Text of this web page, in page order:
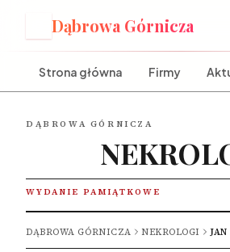
Dąbrowa Górnicza
Strona główna Firmy
DĄBROWA GÓRNICZA
WYDANIE PAMIĄTKOWE
DĄBROWA GÓRNICZA NEKROLOGI